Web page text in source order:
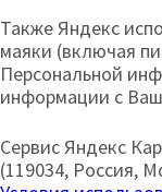
Также Яндекс
маяки (включая
Персональной
информации с
Сервис Яндекс
(119034, Россия,